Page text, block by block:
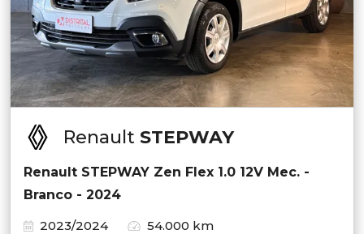
Renault STEPWAY
Renault STEPWAY Zen Flex 1.0 12V Mec. -
Branco - 2024
2023/2024
54.000 km